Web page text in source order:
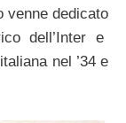
venne dedicato
dell’Inter e
nel ’34 e